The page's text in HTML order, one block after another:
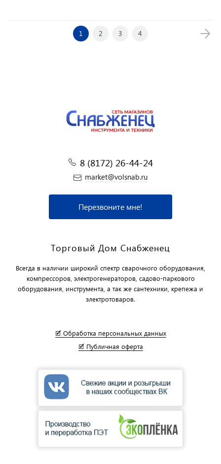
1 2 3 4
8 (8172) 26-44-24
market@volsnab.ru
Перезвоните мне!
Торговый Дом Снабженец
Всегда в наличии широкий спектр сварочного оборудования,
компрессоров, электрогенераторов, садово-паркового
оборудования, инструмента, а так же сантехники, крепежа и
электротоваров.
🗹 Обработка персональных данных
🗹 Публичная оферта